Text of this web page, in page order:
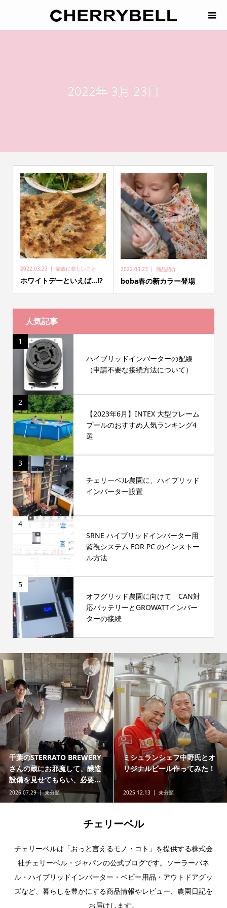
2022年 3月 23日
2022.03.23 家族に楽しいこと
ホワイトデーといえば…⁉
2022.03.23 商品紹介
boba春の新カラー登場
人気記事
1
ハイブリッドインバーターの配線
（申請不要な接続方法について）
2
【2023年6月】INTEX 大型フレーム
プールのおすすめ人気ランキング4
選
3
チェリーベル農園に、ハイブリッド
インバーター設置
4
SRNE ハイブリッドインバーター用
監視システム FOR PC のインストー
ル方法
5
オフグリッド農園に向けて CAN対
応バッテリーとGROWATTインバー
ターの接続
千葉のSTERRATO BREWERY
さんの蔵にお邪魔して、醸造
設備を見せてもらい、必要...
2026.07.29 未分類
ミシュランシェフ中野氏とオ
リジナルビール作ってみた！
2025.12.13 未分類
チェリーベル
チェリーベルは「おっと言えるモノ・コト」を提供する株式会
社チェリーベル・ジャパンの公式ブログです。ソーラーパネ
ル・ハイブリッドインバーター・ベビー用品・アウトドアグッ
ズなど、暮らしを豊かにする商品情報やレビュー、農園日記を
お届けします。